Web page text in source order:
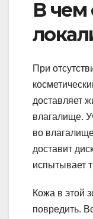
В чем
При
доставляет
влагалище.
во
доставит
испытывает
Кожа в этой
повредить.